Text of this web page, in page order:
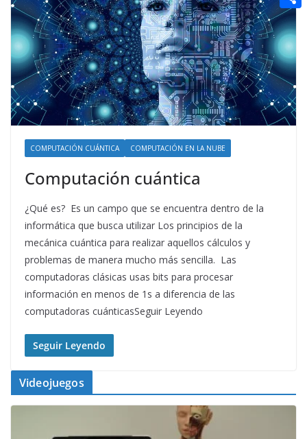
COMPUTACIÓN CUÁNTICA COMPUTACIÓN EN LA NUBE
Computación cuántica
¿Qué es? Es un campo que se encuentra dentro de la
informática que busca utilizar Los principios de la
mecánica cuántica para realizar aquellos cálculos y
problemas de manera mucho más sencilla. Las
computadoras clásicas usas bits para procesar
información en menos de 1s a diferencia de las
computadoras cuánticasSeguir Leyendo
Seguir Leyendo
Videojuegos
n
g
e
r
e
r
e
e
s
t
a
i
l
e
d
d
i
t
C
o
m
p
a
r